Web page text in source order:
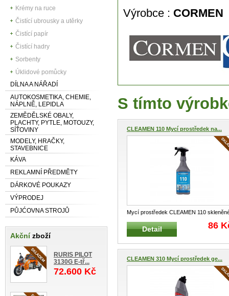
Krémy na ruce
Čistící ubrousky a utěrky
Čistící papír
Čistící hadry
Sorbenty
Úklidové pomůcky
DÍLNA A NÁŘADÍ
AUTOKOSMETIKA, CHEMIE,
NÁPLNĚ, LEPIDLA
ZEMĚDĚLSKÉ OBALY,
PLACHTY, PYTLE, MOTOUZY,
SÍŤOVINY
MODELY, HRAČKY,
STAVEBNICE
KÁVA
REKLAMNÍ PŘEDMĚTY
DÁRKOVÉ POUKAZY
VÝPRODEJ
PŮJĆOVNA STROJŮ
Akčnízboží
RURIS PILOT
3130G E-tř...
72.600 Kč
Výrobce : CORMEN
S tímto
CLEAMEN 110 Mycí prostředek na...
Mycí prostředek CLEAMEN 110
plochy 1L Vhodný k mytí oken, sk...
Detail 86
CLEAMEN 310 Mycí prostředek ge...